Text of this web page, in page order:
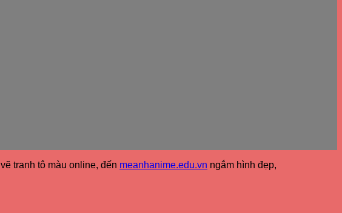
vẽ tranh tô màu online, đến meanhanime.edu.vn ngắm hình đẹp,